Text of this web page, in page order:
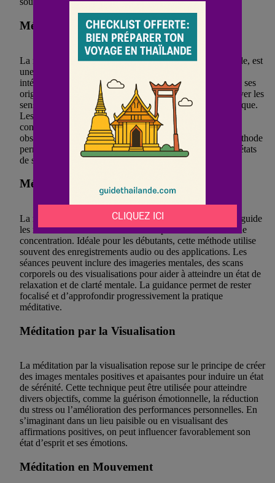
Méditation Vipassana
La méditation Vipassana, ou méditation de vision profonde, est
une technique qui vise à développer la compréhension
intérieure. Cette forme de méditation ancienne, qui trouve ses
origines dans le bouddhisme Theravada, consiste à observer les
sensations corporelles et les pensées de manière systématique.
Les pratiquants de Vipassana débutent souvent par la
concentration sur la respiration avant de passer à une
observation plus fine des sensations corporelles. Cette méthode
permet de prendre conscience des impermanences et des états
de souffrance pour les transformer.
Méditation Guidée
La méditation guidée est une technique où un instructeur guide
les méditants à travers différentes étapes de relaxation et de
concentration. Idéale pour les débutants, cette méthode utilise
souvent des enregistrements audio ou des applications. Les
séances peuvent inclure des imageries mentales, des scans
corporels ou des visualisations pour aider à atteindre un état de
relaxation et de clarté mentale. La guidance permet de rester
focalisé et d’approfondir progressivement la pratique
méditative.
Méditation par la Visualisation
La méditation par la visualisation repose sur le principe de créer
des images mentales positives et apaisantes pour induire un état
de sérénité. Cette technique peut être utilisée pour atteindre
divers objectifs, comme la guérison émotionnelle, la réduction
du stress ou l’amélioration des performances personnelles. En
s’imaginant dans un lieu paisible ou en visualisant des
affirmations positives, on peut influencer favorablement son
état d’esprit et ses émotions.
Méditation en Mouvement